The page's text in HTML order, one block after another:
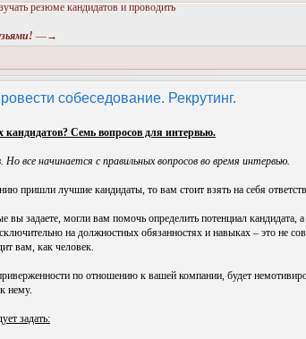
резюме кандидатов и проводить
—→
собеседование. Рекрутинг.
кандидатов? Семь вопросов для интервью.
все начинается с правильных вопросов во время интервью.
пришли лучшие кандидаты, то вам стоит взять на себя
задаете, могли вам помочь определить потенциал кандидата,
на должностных обязанностях и навыках – это не
вам, как человек.
по отношению к вашей компании, будет
нему.
задать: